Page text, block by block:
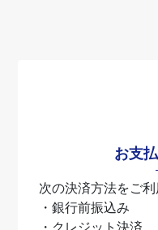
お支
次の決済方法をご利
・銀行前振込み